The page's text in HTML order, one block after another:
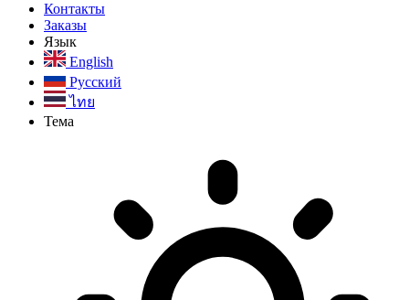
Контакты
Заказы
Язык
English
Русский
ไทย
Тема